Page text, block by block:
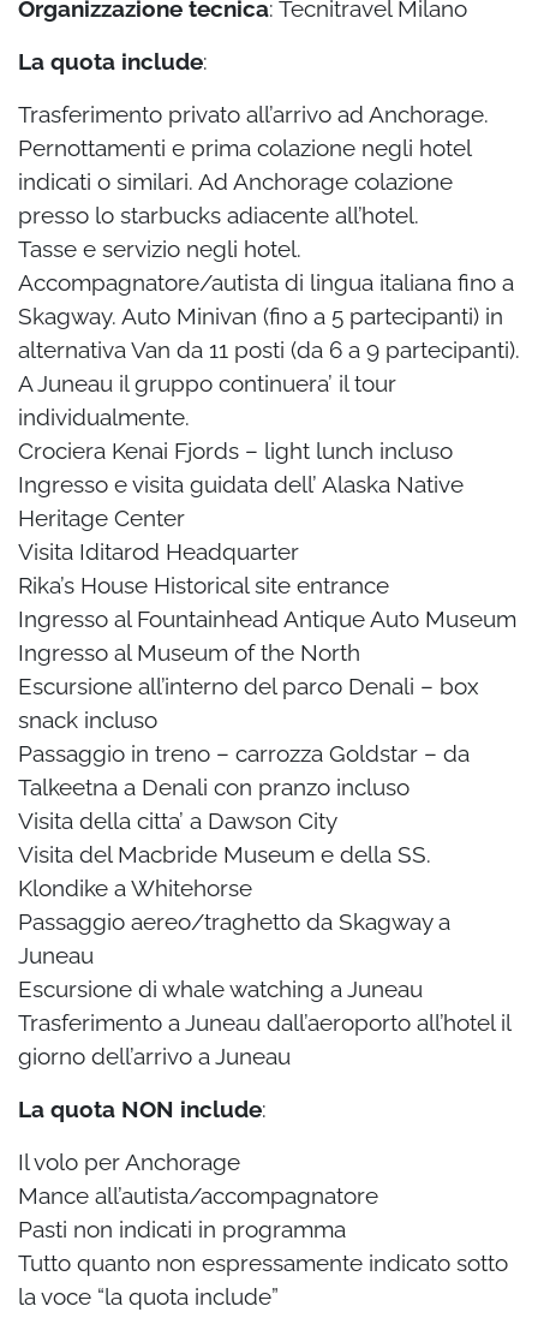
Organizzazione tecnica: Tecnitravel Milano
La quota include:
Trasferimento privato all’arrivo ad Anchorage.
Pernottamenti e prima colazione negli hotel
indicati o similari. Ad Anchorage colazione
presso lo starbucks adiacente all’hotel.
Tasse e servizio negli hotel.
Accompagnatore/autista di lingua italiana fino a
Skagway. Auto Minivan (fino a 5 partecipanti) in
alternativa Van da 11 posti (da 6 a 9 partecipanti).
A Juneau il gruppo continuera’ il tour
individualmente.
Crociera Kenai Fjords – light lunch incluso
Ingresso e visita guidata dell’ Alaska Native
Heritage Center
Visita Iditarod Headquarter
Rika’s House Historical site entrance
Ingresso al Fountainhead Antique Auto Museum
Ingresso al Museum of the North
Escursione all’interno del parco Denali – box
snack incluso
Passaggio in treno – carrozza Goldstar – da
Talkeetna a Denali con pranzo incluso
Visita della citta’ a Dawson City
Visita del Macbride Museum e della SS.
Klondike a Whitehorse
Passaggio aereo/traghetto da Skagway a
Juneau
Escursione di whale watching a Juneau
Trasferimento a Juneau dall’aeroporto all’hotel il
giorno dell’arrivo a Juneau
La quota NON include:
Il volo per Anchorage
Mance all’autista/accompagnatore
Pasti non indicati in programma
Tutto quanto non espressamente indicato sotto
la voce “la quota include”